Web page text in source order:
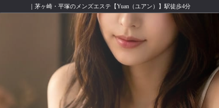
｜茅ヶ崎・平塚のメンズエステ【Yuan（ユアン）】駅徒歩4分